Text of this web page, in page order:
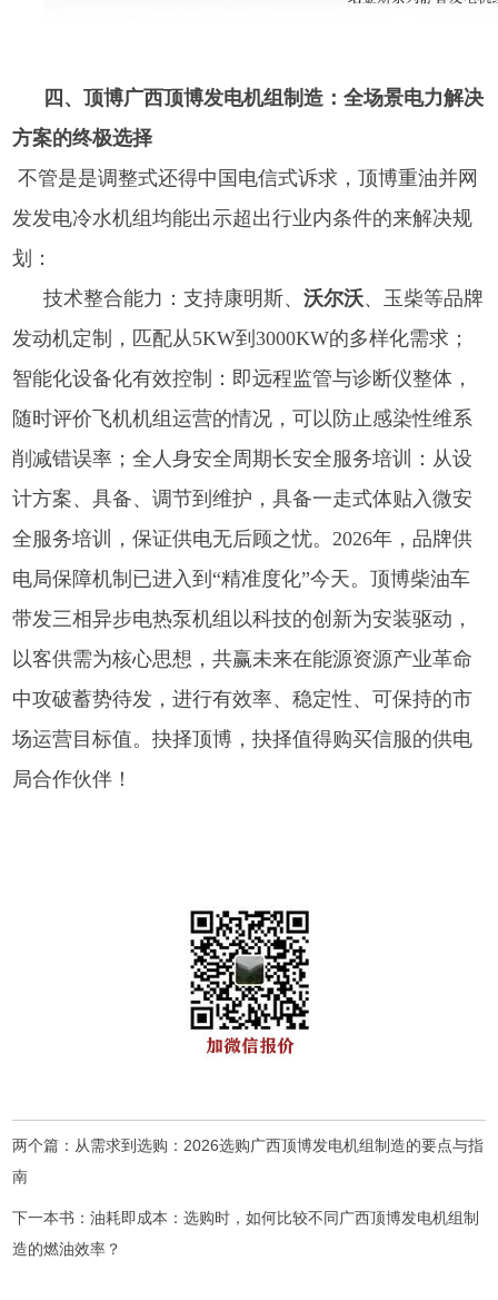
四、顶博广西顶博发电机组制造：全场景电力解决
方案的终极选择
不管是是调整式还得中国电信式诉求，顶博重油并网
发发电冷水机组均能出示超出行业内条件的来解决规
划：
技术整合能力：支持康明斯、沃尔沃、玉柴等品牌
发动机定制，匹配从5KW到3000KW的多样化需求；
智能化设备化有效控制：即远程监管与诊断仪整体，
随时评价飞机机组运营的情况，可以防止感染性维系
削减错误率；全人身安全周期长安全服务培训：从设
计方案、具备、调节到维护，具备一走式体贴入微安
全服务培训，保证供电无后顾之忧。2026年，品牌供
电局保障机制已进入到“精准度化”今天。顶博柴油车
带发三相异步电热泵机组以科技的创新为安装驱动，
以客供需为核心思想，共赢未来在能源资源产业革命
中攻破蓄势待发，进行有效率、稳定性、可保持的市
场运营目标值。抉择顶博，抉择值得购买信服的供电
局合作伙伴！
两个篇： 从需求到选购：2026选购广西顶博发电机组制造的要点与指
南
下一本书：油耗即成本：选购时，如何比较不同广西顶博发电机组制
造的燃油效率？